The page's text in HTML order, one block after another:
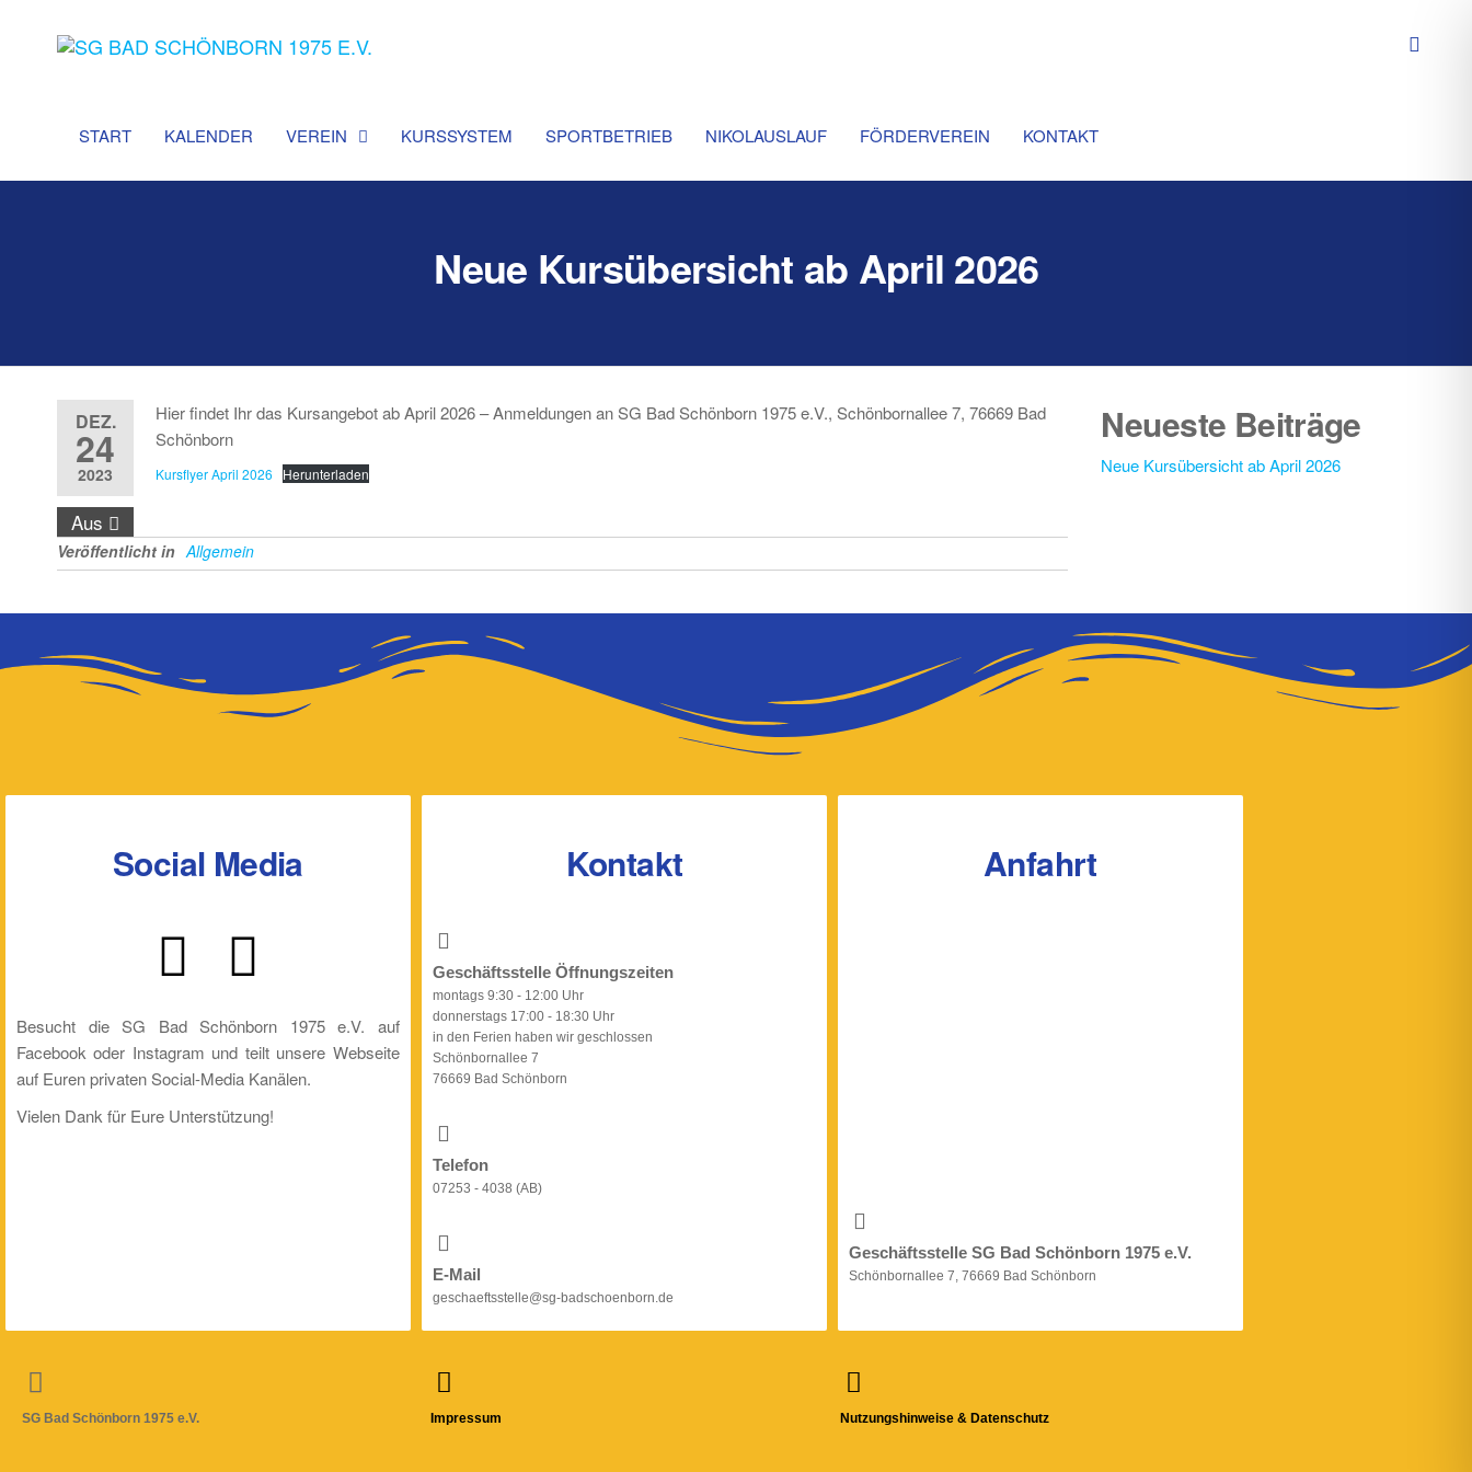
1975 e.V.
START KALENDER VEREIN KURSSYSTEM SPORTBETRIEB NIKOLAUSLAUF FÖRDERVEREIN KONTAKT
Neue Kursübersicht ab April 2026
DEZ.
24
2023
Aus
Hier findet Ihr das Kursangebot ab April 2026 – Anmeldungen an SG Bad Schönborn 1975 e.V., Schönbornallee 7, 76669 Bad
Schönborn
Kursflyer April 2026 Herunterladen
Veröffentlicht in Allgemein
Neueste Beiträge
Neue Kursübersicht ab April 2026
Social Media
Besucht die SG Bad Schönborn 1975 e.V. auf
Facebook oder Instagram und teilt unsere Webseite
auf Euren privaten Social-Media Kanälen.
Vielen Dank für Eure Unterstützung!
Kontakt
Geschäftsstelle Öffnungszeiten
montags 9:30 - 12:00 Uhr
donnerstags 17:00 - 18:30 Uhr
in den Ferien haben wir geschlossen
Schönbornallee 7
76669 Bad Schönborn
Telefon
07253 - 4038 (AB)
E-Mail
geschaeftsstelle@sg-badschoenborn.de
Anfahrt
Geschäftsstelle SG Bad Schönborn 1975 e.V.
Schönbornallee 7, 76669 Bad Schönborn
SG Bad Schönborn 1975 e.V. Impressum Nutzungshinweise & Datenschutz